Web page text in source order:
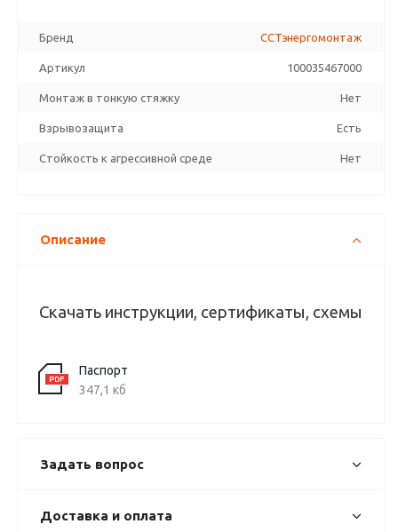
Бренд ССТэнергомонтаж
Артикул 100035467000
Монтаж в тонкую стяжку Нет
Взрывозащита Есть
Стойкость к агрессивной среде Нет
Описание
Скачать инструкции, сертификаты, схемы
Паспорт
347,1 кб
Задать вопрос
Доставка и оплата